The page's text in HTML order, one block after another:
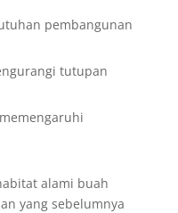
pembangunan
tutupan
alami buah
yang sebelumnya